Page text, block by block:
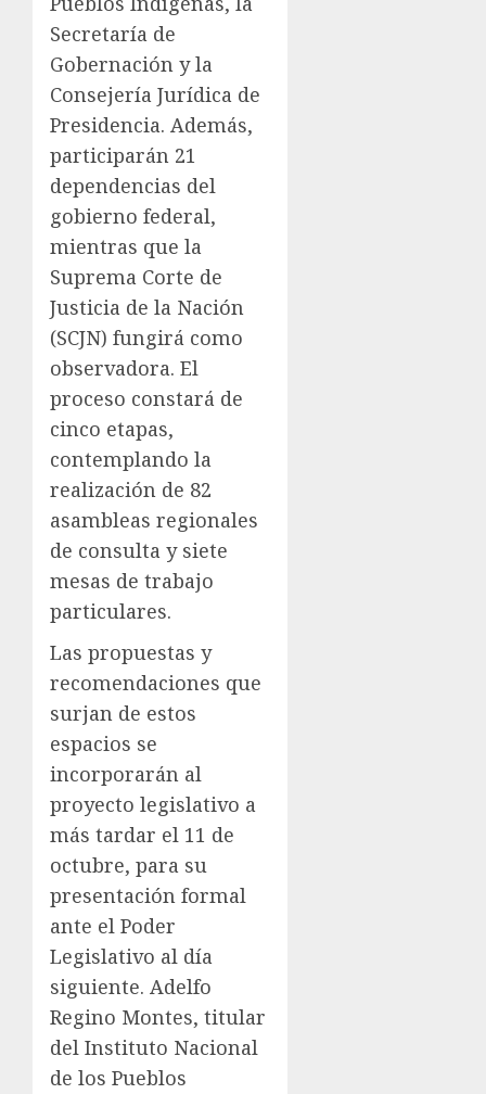
Secretaría de
Gobernación y la
Consejería Jurídica de
Presidencia. Además,
participarán 21
dependencias del
gobierno federal,
mientras que la
Suprema Corte de
Justicia de la Nación
(SCJN) fungirá como
observadora. El
proceso constará de
cinco etapas,
contemplando la
realización de 82
asambleas regionales
de consulta y siete
mesas de trabajo
particulares.
Las propuestas y
recomendaciones que
surjan de estos
espacios se
incorporarán al
proyecto legislativo a
más tardar el 11 de
octubre, para su
presentación formal
ante el Poder
Legislativo al día
siguiente. Adelfo
Regino Montes, titular
del Instituto Nacional
de los Pueblos